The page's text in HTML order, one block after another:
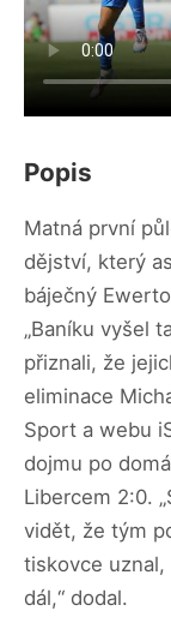
Popis
Matná první
dějství, který
báječný
„Baníku vyšel
přiznali, že
eliminace
Sport a webu
dojmu po
Libercem 2:0.
vidět, že tým
tiskovce
dál,“ dodal.